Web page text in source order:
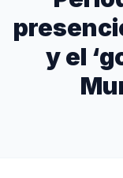
y el